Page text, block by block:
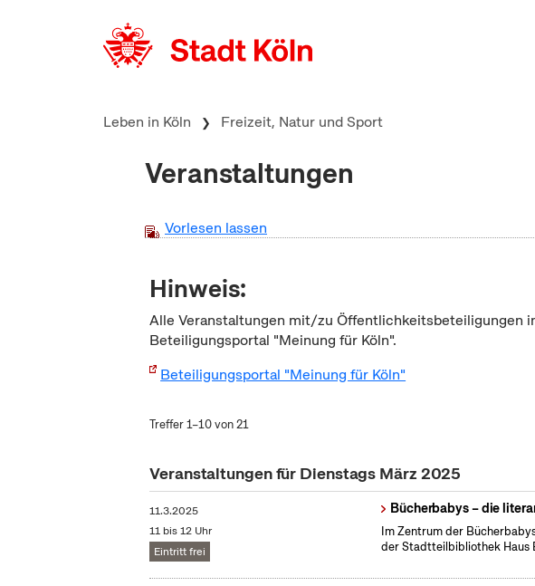
Leben in Köln Freizeit, Natur und Sport
Veranstaltungen
Vorlesen lassen
Hinweis:
Alle Veranstaltungen mit/zu Öffentlichkeitsbeteiligungen
Beteiligungsportal "Meinung für Köln".
Beteiligungsportal "Meinung für Köln"
Treffer 1–10 von 21
Veranstaltungen für Dienstags März 2025
11.3.2025
11 bis 12 Uhr
Eintritt frei
Bücherbabys – die
Im Zentrum der
der Stadtteilbibliothek Haus